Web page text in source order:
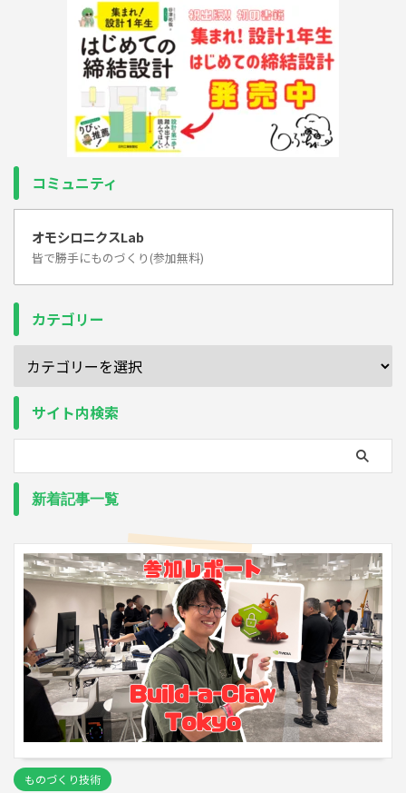
コミュニティ
オモシロニクスLab
皆で勝手にものづくり(参加無料)
カテゴリー
サイト内検索
新着記事一覧
ものづくり技術